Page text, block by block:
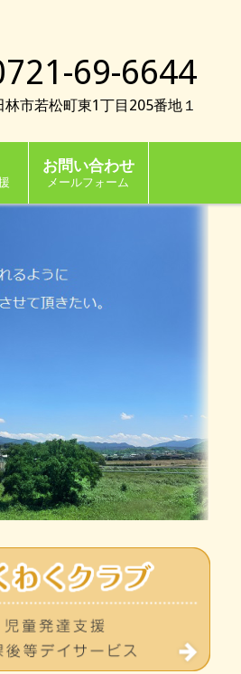
69-6644
市若松町東1丁目205番地１
お問い合わせ
メールフォーム